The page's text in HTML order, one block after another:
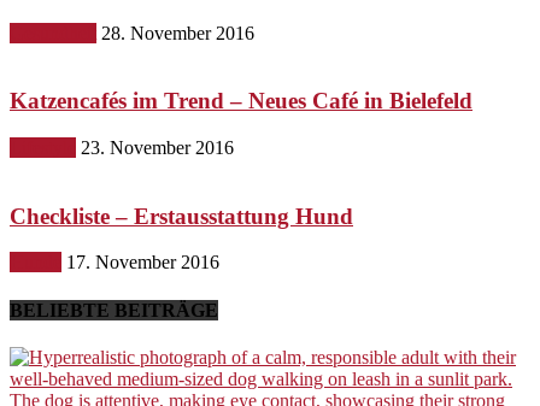
28. November 2016
Katzencafés im Trend – Neues Café in Bielefeld
23. November 2016
Checkliste – Erstausstattung Hund
17. November 2016
BELIEBTE BEITRÄGE